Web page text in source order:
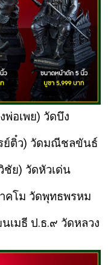
อเพย) วัดบึง
ย์ติ๋ว) วัดมณีชลขันธ์
ชัย) วัดหัวเด่น
คโม วัดพุทธพรหม
มธี ป.ธ.๙ วัดหลวง